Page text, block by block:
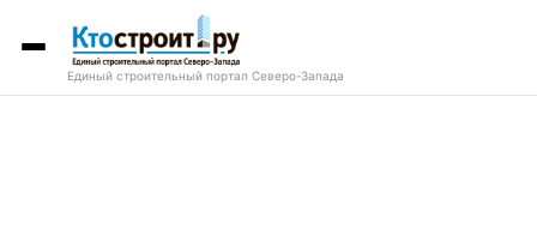
Единый строительный портал Северо-Запада